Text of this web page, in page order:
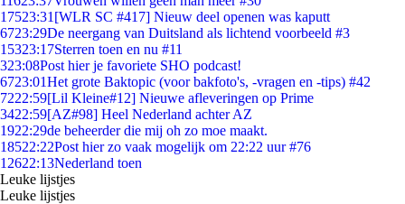
17523:31 [WLR SC #417] Nieuw deel openen was kaputt
6723:29De neergang van Duitsland als lichtend voorbeeld #3
15323:17Sterren toen en nu #11
323:08Post hier je favoriete SHO podcast!
6723:01Het grote Baktopic (voor bakfoto's, -vragen en -tips) #42
7222:59[Lil Kleine#12] Nieuwe afleveringen op Prime
3422:59[AZ#98] Heel Nederland achter AZ
1922:29de beheerder die mij oh zo moe maakt.
18522:22Post hier zo vaak mogelijk om 22:22 uur #76
12622:13Nederland toen
Leuke lijstjes
Leuke lijstjes